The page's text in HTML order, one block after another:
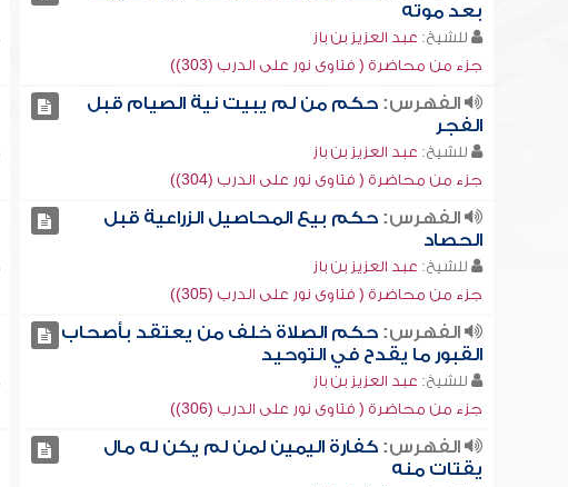
بعد موته
للشيخ: عبد العزيز بن باز
جزء من محاضرة ( فتاوى نور على الدرب (303))
الفهرس:حكم من لم يبيت نية الصيام قبل
الفجر
للشيخ: عبد العزيز بن باز
جزء من محاضرة ( فتاوى نور على الدرب (304))
الفهرس:حكم بيع المحاصيل الزراعية قبل
الحصاد
للشيخ: عبد العزيز بن باز
جزء من محاضرة ( فتاوى نور على الدرب (305))
الفهرس:حكم الصلاة خلف من يعتقد بأصحاب
القبور ما يقدح في التوحيد
للشيخ: عبد العزيز بن باز
جزء من محاضرة ( فتاوى نور على الدرب (306))
الفهرس:كفارة اليمين لمن لم يكن له مال
يقتات منه